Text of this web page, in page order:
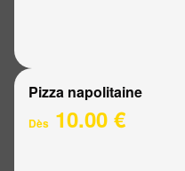
Pizza napolitaine
Dès 10.00 €